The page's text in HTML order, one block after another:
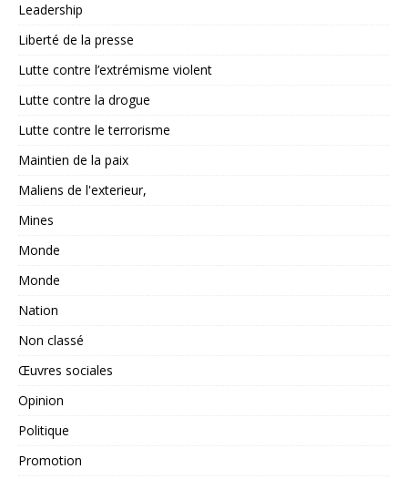
Leadership
Liberté de la presse
Lutte contre l’extrémisme violent
Lutte contre la drogue
Lutte contre le terrorisme
Maintien de la paix
Maliens de l'exterieur,
Mines
Monde
Monde
Nation
Non classé
Œuvres sociales
Opinion
Politique
Promotion